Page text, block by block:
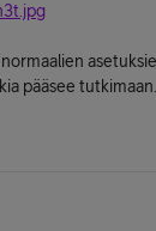
pääsee tutkimaan.